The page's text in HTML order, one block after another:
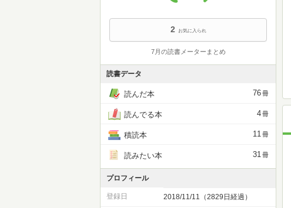
2 お気に入られ
7月の読書メーターまとめ
読書データ
読んだ本 76冊
読んでる本 4冊
積読本 11冊
読みたい本 31冊
プロフィール
登録日 2018/11/11（2829日経過）